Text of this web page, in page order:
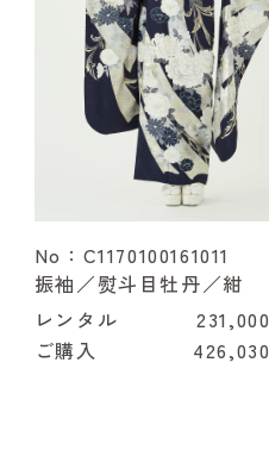
No：C1170100161011
振袖／熨斗目牡丹／紺
レンタル
231,000
ご購入 426,030